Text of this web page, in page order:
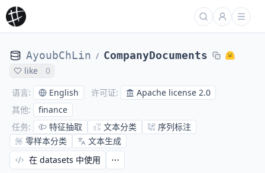
AyoubChLin / CompanyDocuments
like
0
语言: English 许可证:
Apache license 2.0
其他:
finance
任务: 特征抽取 文本分类
序列标注
零样本分类
文本生成
在 datasets 中使用